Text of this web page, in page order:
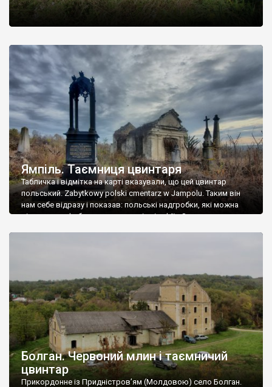
Ямпіль. Таємниця цвинтаря
Табличка і відмітка на карті вказували, що цей цвинтар
польський. Zabytkowy polski cmentarz w Jampolu. Таким він
нам себе відразу і показав: польські надгробки, які можна
віднести до фабричних, польські епітафії… Загалом цвинтар
Болган. Червоний млин і таємничий
цвинтар
Прикордонне із Придністров’ям (Молдовою) село Болган.